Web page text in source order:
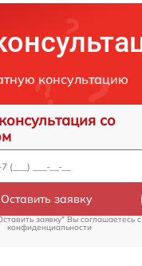
консультацию
со
Оставить заявку
заявку" Вы соглашаетесь c
конфиденциальности